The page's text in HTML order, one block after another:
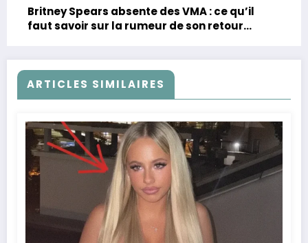
Britney Spears absente des VMA : ce qu’il
faut savoir sur la rumeur de son retour
ARTICLES SIMILAIRES